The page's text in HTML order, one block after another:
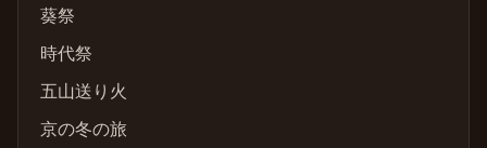
葵祭
時代祭
五山送り火
京の冬の旅